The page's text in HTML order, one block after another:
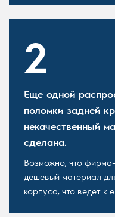
Еще одной
поломки задней
некачественный
сделана.
Возможно, что
дешевый материал
корпуса, что ведет к